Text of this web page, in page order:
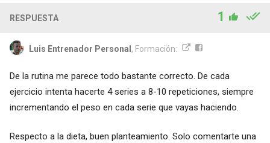
RESPUESTA 1
Luis Entrenador Personal , Formación:
De la rutina me parece todo bastante correcto. De cada
ejercicio intenta hacerte 4 series a 8-10 repeticiones, siempre
incrementando el peso en cada serie que vayas haciendo.
Respecto a la dieta, buen planteamiento. Solo comentarte una